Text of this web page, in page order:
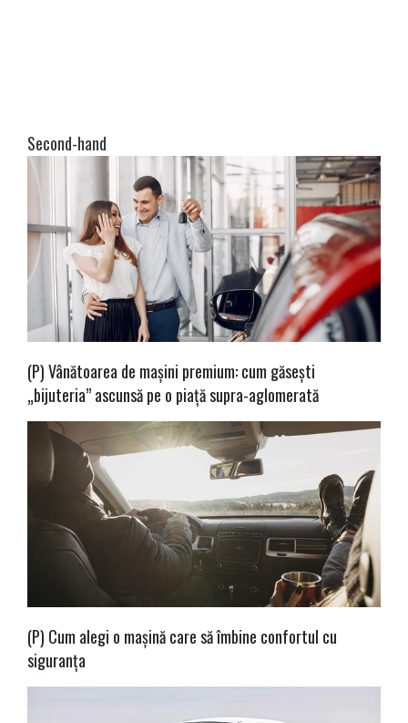
Second-hand
(P) Vânătoarea de mașini premium: cum găsești
„bijuteria” ascunsă pe o piață supra-aglomerată
(P) Cum alegi o mașină care să îmbine confortul cu
siguranța